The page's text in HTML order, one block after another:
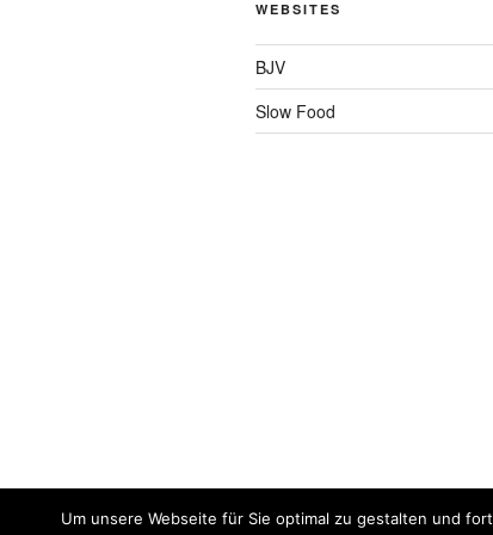
WEBSITES
BJV
Slow Food
Um unsere Webseite für Sie optimal zu gestalten und